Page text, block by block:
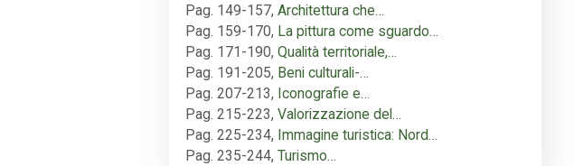
Pag. 149-157, Architettura che…
Pag. 159-170, La pittura come sguardo…
Pag. 171-190, Qualità territoriale,…
Pag. 191-205, Beni culturali-…
Pag. 207-213, Iconografie e…
Pag. 215-223, Valorizzazione del…
Pag. 225-234, Immagine turistica: Nord…
Pag. 235-244, Turismo…